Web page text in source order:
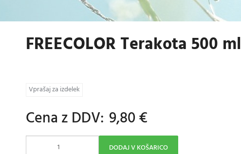
FREECOLOR Terakota 500 ml
Vprašaj za izdelek
Cena z DDV: 9,80 €
DODAJ V KOŠARICO